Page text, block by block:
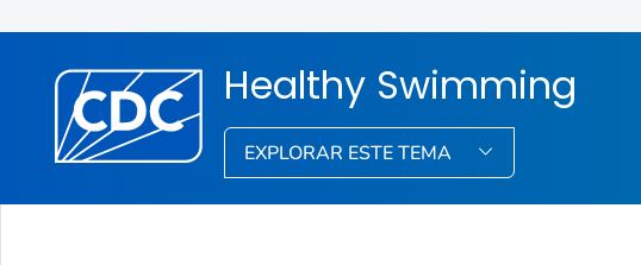
Healthy Swimming
EXPLORAR ESTE TEMA